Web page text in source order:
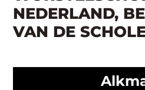
NEDERLAND,
VAN DE